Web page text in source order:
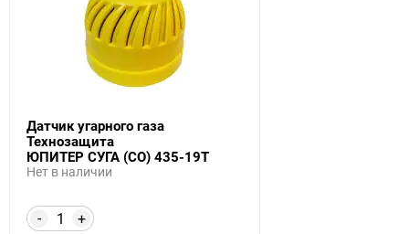
Датчик угарного газа
Технозащита
ЮПИТЕР СУГА (СО) 435-19Т
Нет в наличии
+
-